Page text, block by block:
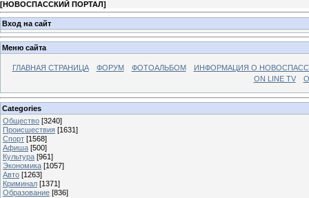
[НОВОСПАССКИЙ ПОРТАЛ]
Вход на сайт
Меню сайта
ГЛАВНАЯ СТРАНИЦА ФОРУМ ФОТОАЛЬБОМ
ИНФОРМАЦИЯ О
ON LINE TV
Categories
Общество [3240]
Происшествия [1631]
Спорт [1568]
Афиша [500]
Культура [961]
Экономика [1057]
Авто [1263]
Криминал [1371]
Образование [836]